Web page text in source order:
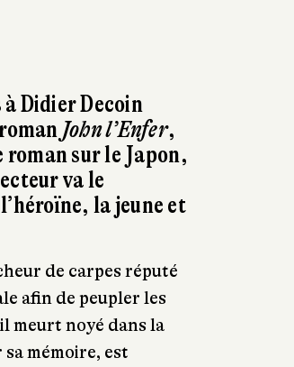
Didier Decoin
John l’Enfer,
sur le Japon,
va le
la jeune et
de carpes réputé
afin de peupler les
meurt noyé dans la
mémoire, est